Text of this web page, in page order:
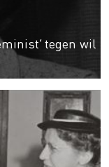
tegen wil